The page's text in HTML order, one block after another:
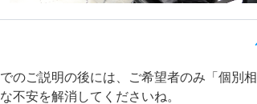
のご説明の後には、ご希望者のみ「個別相
不安を解消してくださいね。